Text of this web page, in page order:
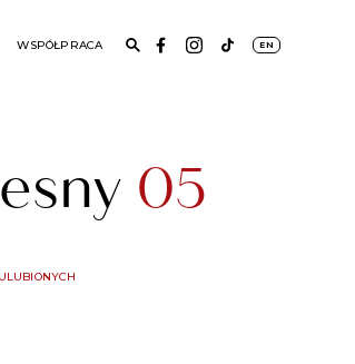
WSPÓŁPRACA EN
05